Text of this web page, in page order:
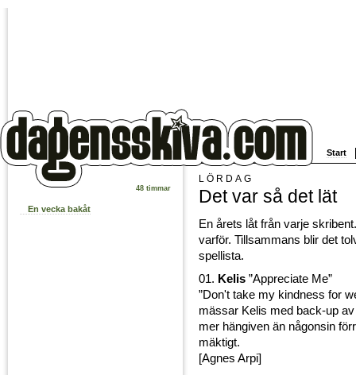
Start
48 timmar
En vecka bakåt
LÖRDAG
Det var så det lät
En årets låt från varje
varför. Tillsammans blir det
spellista.
01. Kelis ”Appreciate Me”
”Don't take my kindness for
mässar Kelis med back-up
mer hängiven än någonsin
mäktigt.
[Agnes Arpi]